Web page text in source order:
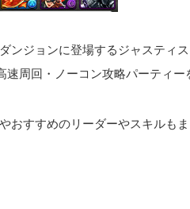
ンジョンに登場するジャスティ
速周回・ノーコン攻略パーティー
おすすめのリーダーやスキルも